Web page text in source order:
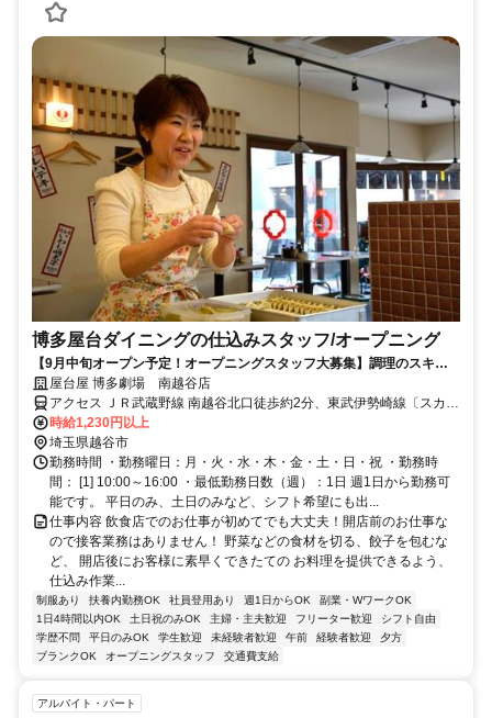
博多屋台ダイニングの仕込みスタッフ/オープニング
【9月中旬オープン予定！オープニングスタッフ大募集】調理のスキル
を活かせる仕込みスタッフ大募集！
屋台屋 博多劇場 南越谷店
アクセス ＪＲ武蔵野線 南越谷北口徒歩約2分、東武伊勢崎線〔スカイ
ツリーライン〕 新越谷東口徒歩約3分、東武伊勢崎線〔スカイツリー
ライン〕 蒲生東口徒歩約16分
時給1,230円以上
埼玉県越谷市
勤務時間 ・勤務曜日：月・火・水・木・金・土・日・祝 ・勤務時
間： [1] 10:00～16:00 ・最低勤務日数（週）：1日 週1日から勤務可
能です。 平日のみ、土日のみなど、シフト希望にも出...
仕事内容 飲食店でのお仕事が初めてでも大丈夫！開店前のお仕事な
ので接客業務はありません！ 野菜などの食材を切る、餃子を包むな
ど、 開店後にお客様に素早くできたての お料理を提供できるよう、
仕込み作業...
制服あり 扶養内勤務OK 社員登用あり 週1日からOK
副業・WワークOK
1日4時間以内OK
土日祝のみOK 主婦・主夫歓迎 フリーター歓迎
シフト自由
学歴不問
平日のみOK 学生歓迎 未経験者歓迎 午前 経験者歓迎
夕方
ブランクOK
オープニングスタッフ 交通費支給
アルバイト・パート